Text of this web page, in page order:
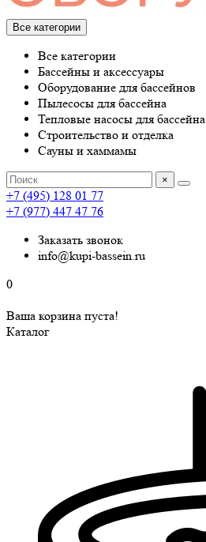
Все категории
Все категории
Бассейны и аксессуары
Оборудование для бассейнов
Пылесосы для бассейна
Тепловые насосы для бассейна
Строительство и отделка
Сауны и хаммамы
×
+7 (495) 128 01 77
+7 (977) 447 47 76
Заказать звонок
info@kupi-bassein.ru
0
Ваша корзина пуста!
Каталог